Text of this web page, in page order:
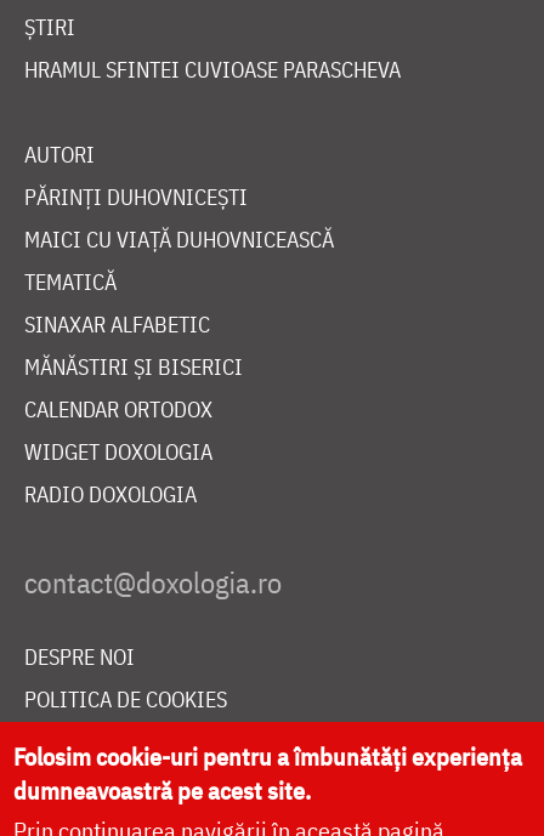
ȘTIRI
HRAMUL SFINTEI CUVIOASE PARASCHEVA
AUTORI
PĂRINȚI DUHOVNICEȘTI
MAICI CU VIAȚĂ DUHOVNICEASCĂ
TEMATICĂ
SINAXAR ALFABETIC
MĂNĂSTIRI ȘI BISERICI
CALENDAR ORTODOX
WIDGET DOXOLOGIA
RADIO DOXOLOGIA
DESPRE NOI
POLITICA DE COOKIES
DONEAZĂ ONLINE PENTRU CATEDRALA NAȚIONALĂ
Folosim cookie-uri pentru a îmbunătăți experiența
dumneavoastră pe acest site.